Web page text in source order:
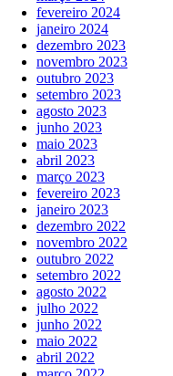
fevereiro 2024
janeiro 2024
dezembro 2023
novembro 2023
outubro 2023
setembro 2023
agosto 2023
junho 2023
maio 2023
abril 2023
março 2023
fevereiro 2023
janeiro 2023
dezembro 2022
novembro 2022
outubro 2022
setembro 2022
agosto 2022
julho 2022
junho 2022
maio 2022
abril 2022